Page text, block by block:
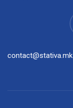
contact@stativa.mk